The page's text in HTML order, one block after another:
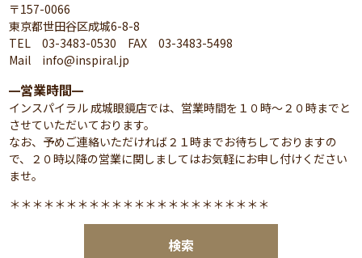
検索
〒157-0066
東京都世田谷区成城6-8-8
TEL 03-3483-0530 FAX 03-3483-5498
Mail info@inspiral.jp
━営業時間━
インスパイラル 成城眼鏡店では、営業時間を１０時～２０時までと
させていただいております。
なお、予めご連絡いただければ２１時までお待ちしておりますの
で、２０時以降の営業に関しましてはお気軽にお申し付けください
ませ。
＊＊＊＊＊＊＊＊＊＊＊＊＊＊＊＊＊＊＊＊＊＊＊